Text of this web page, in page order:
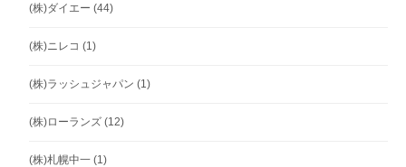
(株)ダイエー (44)
(株)ニレコ (1)
(株)ラッシュジャパン (1)
(株)ローランズ (12)
(株)札幌中一 (1)